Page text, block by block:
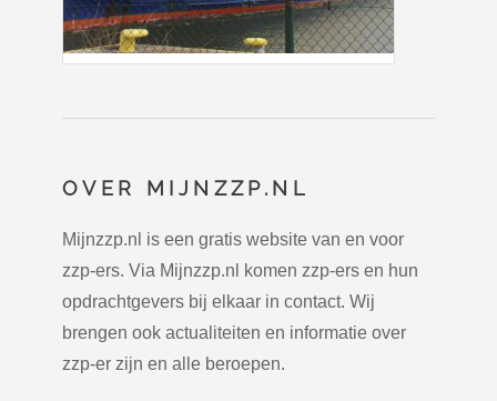
OVER MIJNZZP.NL
Mijnzzp.nl is een gratis website van en voor
zzp-ers. Via Mijnzzp.nl komen zzp-ers en hun
opdrachtgevers bij elkaar in contact. Wij
brengen ook actualiteiten en informatie over
zzp-er zijn en alle beroepen.